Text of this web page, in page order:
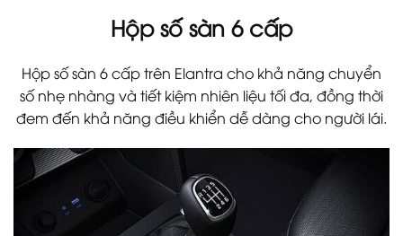
Hộp số sàn 6 cấp
Hộp số sàn 6 cấp trên Elantra cho khả năng chuyển
số nhẹ nhàng và tiết kiệm nhiên liệu tối đa, đồng thời
đem đến khả năng điều khiển dễ dàng cho người lái.